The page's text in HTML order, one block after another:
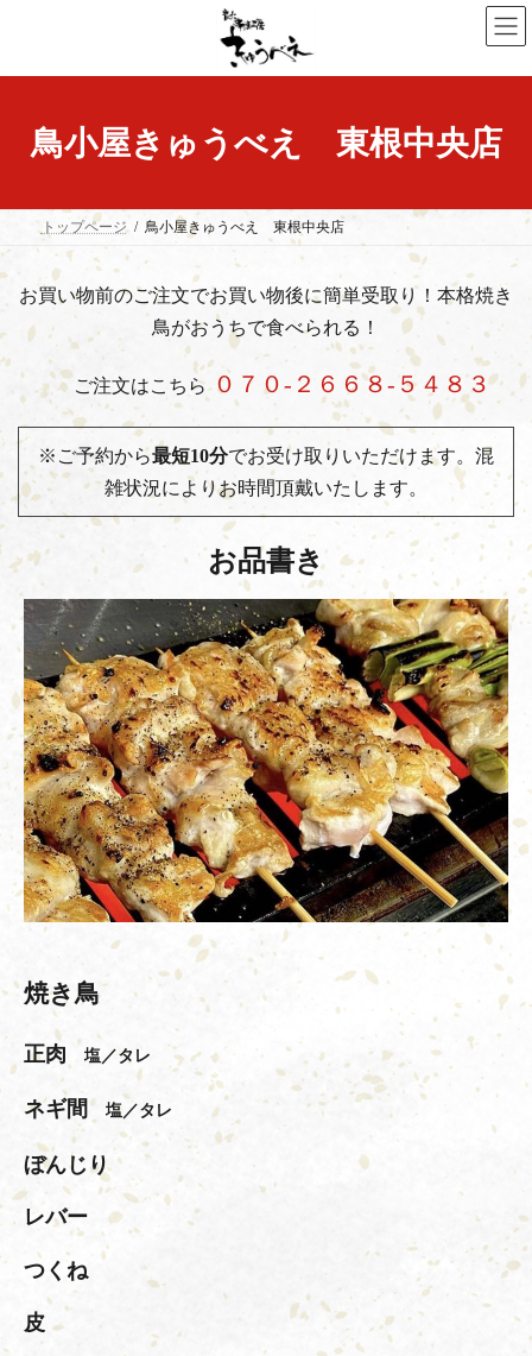
ッ
移
鳥小屋きゅうべえ 東根中央店
トップページ 鳥小屋きゅうべえ 東根中央店
お買い物前のご注文でお買い物後に簡単受取り！本格焼き
鳥がおうちで食べられる！
ご注文はこちら ０７０-２６６８-５４８３
※ご予約から最短10分でお受け取りいただけます。混
雑状況によりお時間頂戴いたします。
お品書き
焼き鳥
正肉 塩／タレ
ネギ間 塩／タレ
ぼんじり
レバー
つくね
皮